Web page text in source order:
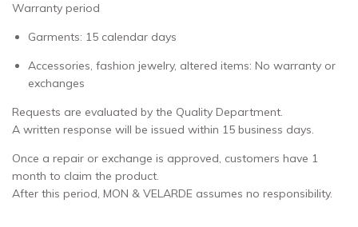
Warranty period
Garments: 15 calendar days
Accessories, fashion jewelry, altered items: No warranty or
exchanges
Requests are evaluated by the Quality Department.
A written response will be issued within 15 business days.
Once a repair or exchange is approved, customers have 1
month to claim the product.
After this period, MON & VELARDE assumes no responsibility.